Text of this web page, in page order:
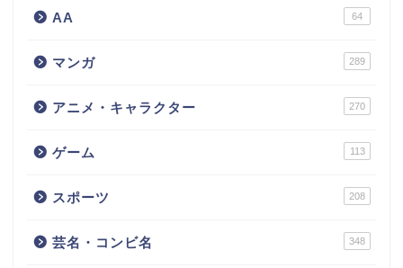
AA 64
マンガ 289
アニメ・キャラクター 270
ゲーム 113
スポーツ 208
芸名・コンビ名 348